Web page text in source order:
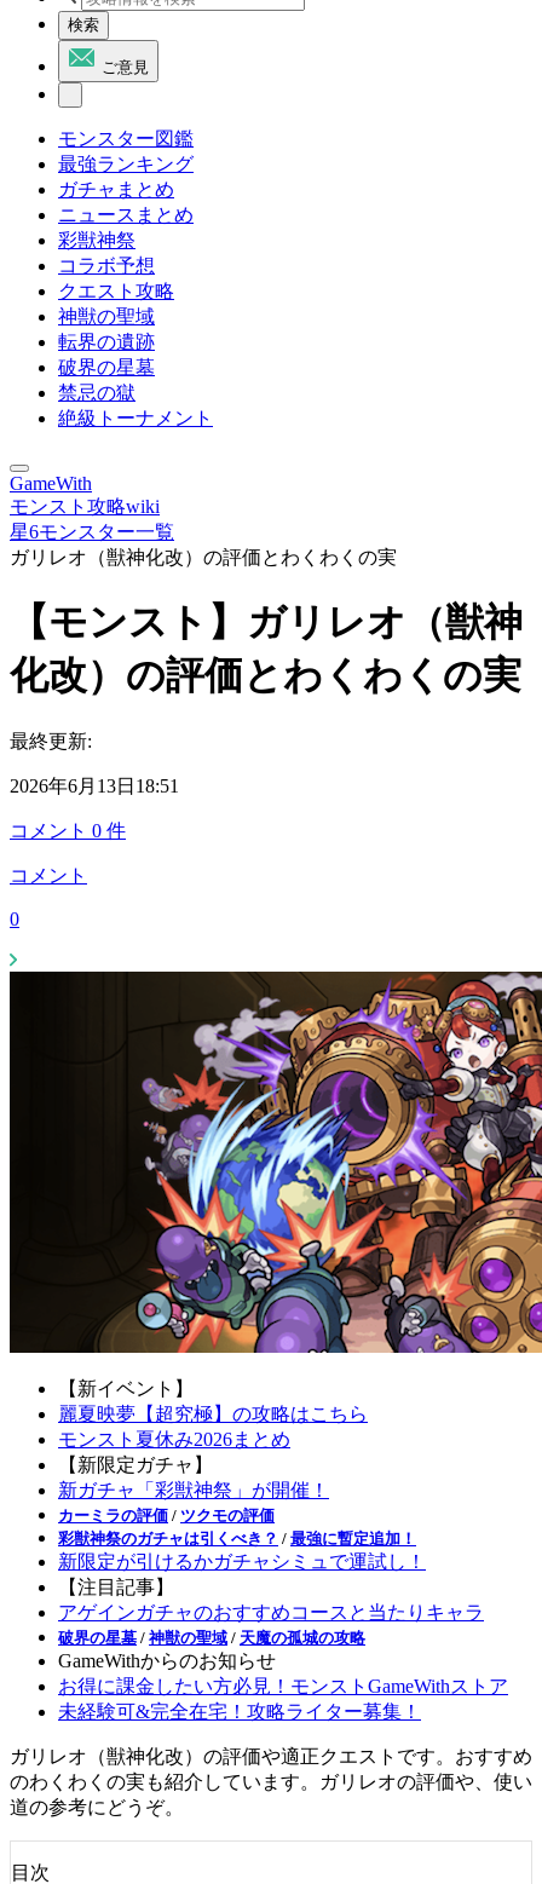
検索
ご意見
モンスター図鑑
最強ランキング
ガチャまとめ
ニュースまとめ
彩獣神祭
コラボ予想
クエスト攻略
神獣の聖域
転界の遺跡
破界の星墓
禁忌の獄
絶級トーナメント
GameWith
モンスト攻略wiki
星6モンスター一覧
ガリレオ（獣神化改）の評価とわくわくの実
【モンスト】ガリレオ（獣神
化改）の評価とわくわくの実
最終更新:
2026年6月13日18:51
コメント 0 件
コメント
0
【新イベント】
麗夏映夢【超究極】の攻略はこちら
モンスト夏休み2026まとめ
【新限定ガチャ】
新ガチャ「彩獣神祭」が開催！
カーミラの評価 / ツクモの評価
彩獣神祭のガチャは引くべき？ / 最強に暫定追加！
新限定が引けるかガチャシミュで運試し！
【注目記事】
アゲインガチャのおすすめコースと当たりキャラ
破界の星墓 / 神獣の聖域 / 天魔の孤城の攻略
GameWithからのお知らせ
お得に課金したい方必見！モンストGameWithストア
未経験可&完全在宅！攻略ライター募集！
ガリレオ（獣神化改）の評価や適正クエストです。おすすめ
のわくわくの実も紹介しています。ガリレオの評価や、使い
道の参考にどうぞ。
目次